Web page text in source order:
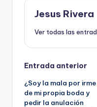
Jesus Rivera
Ver todas las
de
Entrada anterior
¿Soy la mala por irme
de mi propia boda y
pedir la anulación